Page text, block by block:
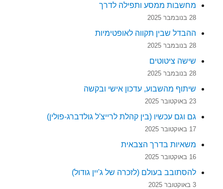
מחשבות ממסע ותפילה לדרך
28 בנובמבר 2025
ההבדל שבין תקווה לאופטימיות
28 בנובמבר 2025
שישה ציטוטים
28 בנובמבר 2025
שיתוף מהשבוע, עדכון אישי ובקשה
23 באוקטובר 2025
גם וגם עכשיו (בין קהלת לרייצ'ל גולדברג-פולין)
17 באוקטובר 2025
משאיות בדרך הצבאית
16 באוקטובר 2025
להסתובב בעולם (לזכרה של ג'יין גודול)
3 באוקטובר 2025